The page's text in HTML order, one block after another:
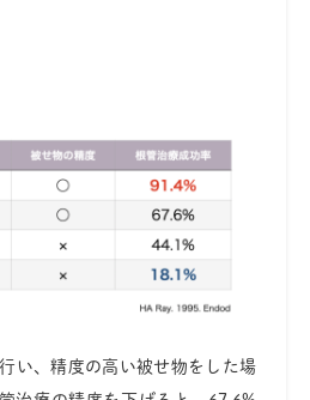
い、精度の高い被せ物をした場